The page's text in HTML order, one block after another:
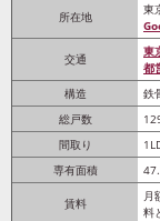
所在地
東
交通 東
都
構造
鉄
総戸数
間取り
専有面積
賃料
月
料